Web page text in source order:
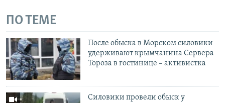
ПО ТЕМЕ
После обыска в Морском силовики
удерживают крымчанина Сервера
Тороза в гостинице – активистка
Силовики провели обыск у